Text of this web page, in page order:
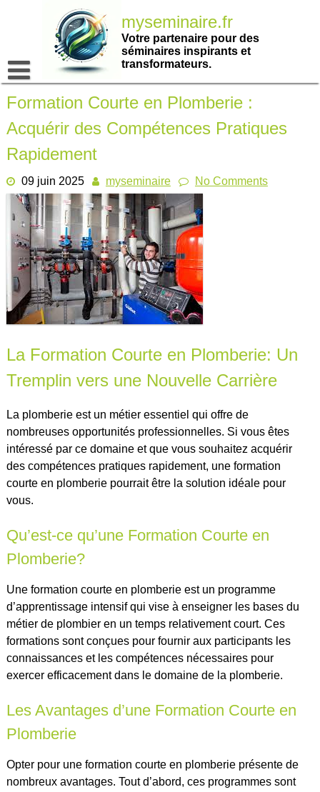
myseminaire.fr
Votre partenaire pour des
séminaires inspirants et
transformateurs.
Formation Courte en Plomberie :
Acquérir des Compétences Pratiques
Rapidement
09 juin 2025 myseminaire No Comments
La Formation Courte en Plomberie: Un
Tremplin vers une Nouvelle Carrière
La plomberie est un métier essentiel qui offre de
nombreuses opportunités professionnelles. Si vous êtes
intéressé par ce domaine et que vous souhaitez acquérir
des compétences pratiques rapidement, une formation
courte en plomberie pourrait être la solution idéale pour
vous.
Qu’est-ce qu’une Formation Courte en
Plomberie?
Une formation courte en plomberie est un programme
d’apprentissage intensif qui vise à enseigner les bases du
métier de plombier en un temps relativement court. Ces
formations sont conçues pour fournir aux participants les
connaissances et les compétences nécessaires pour
exercer efficacement dans le domaine de la plomberie.
Les Avantages d’une Formation Courte en
Plomberie
Opter pour une formation courte en plomberie présente de
nombreux avantages. Tout d’abord, ces programmes sont